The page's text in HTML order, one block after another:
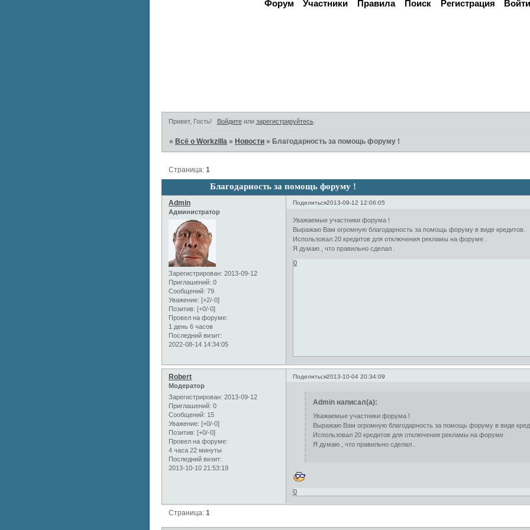
Форум Участники Правила Поиск Регистрация
Привет, Гость! Войдитеили зарегистрируйтесь.
» Всё о Workzilla » Новости » Благодарность за помощь форуму !
Благодарность за помощь форуму !
Страница:1
Поделиться2013-09-12 12:06:05
Admin
Администратор
Зарегистрирован: 2013-09-12
Приглашений: 0
Сообщений: 79
Уважение: [+2/-0]
Позитив: [+0/-0]
Провел на форуме:
1 день 6 часов
Последний визит:
2022-08-14 14:34:05
Уважаемые участники форума !
Выражаю Вам огромную благодарность за помощь форуму в виде кредитов.
Использовал 20 кредитов для отключения рекламы на форуме .
Я думаю , что правильно сделал .
0
Поделиться2013-10-04 20:34:09
Robert
Модератор
Зарегистрирован: 2013-09-12
Приглашений: 0
Сообщений: 15
Уважение: [+0/-0]
Позитив: [+0/-0]
Провел на форуме:
4 часа 22 минуты
Последний визит:
2013-10-10 21:53:19
Admin написал(а):
Уважаемые участники форума !
Выражаю Вам огромную благодарность за помощь форуму в виде
Использовал 20 кредитов для отключения рекламы на форуме .
Я думаю , что правильно сделал .
0
Страница:1